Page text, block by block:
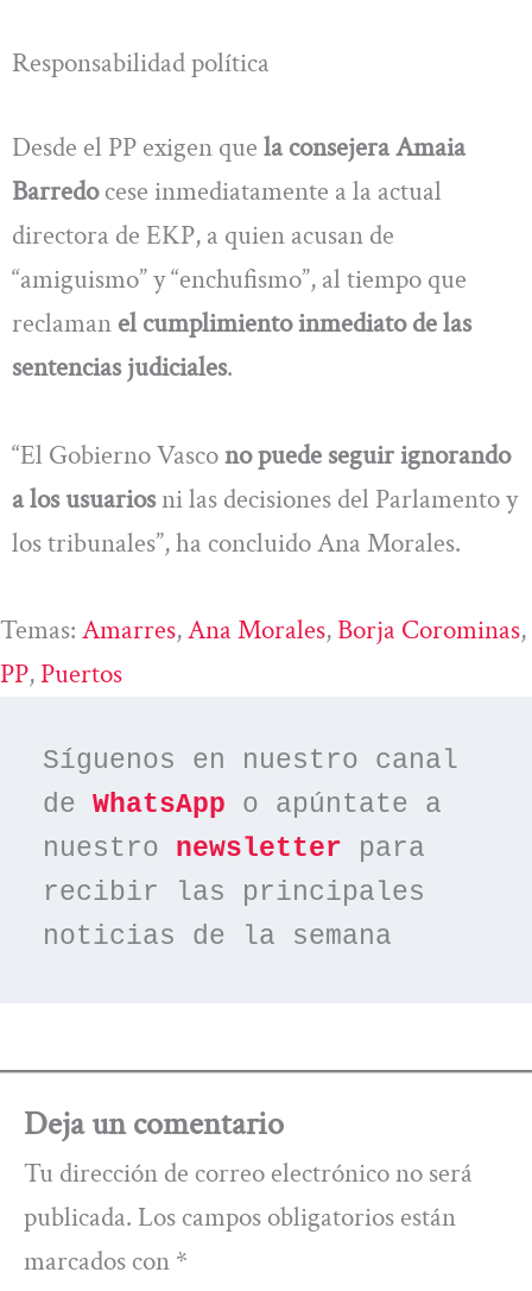
Responsabilidad política
Desde el PP exigen que la consejera Amaia
Barredocese inmediatamente a la actual
directora de EKP, a quien acusan de
“amiguismo” y “enchufismo”, al tiempo que
reclaman el cumplimiento inmediato de las
sentencias judiciales.
“El Gobierno Vascono puede seguir ignorando
a los usuariosni las decisiones del Parlamento y
los tribunales”, ha concluido Ana Morales.
Temas: Amarres, Ana Morales, Borja Corominas
PP, Puertos
Síguenos en nuestro canal
de WhatsApp o apúntate a
nuestro newsletter para
recibir las principales
noticias de la semana
Deja un comentario
Tu dirección de correo electrónico no será
publicada. Los campos obligatorios están
marcados con *